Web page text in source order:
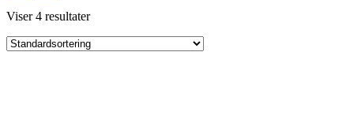
Viser 4 resultater